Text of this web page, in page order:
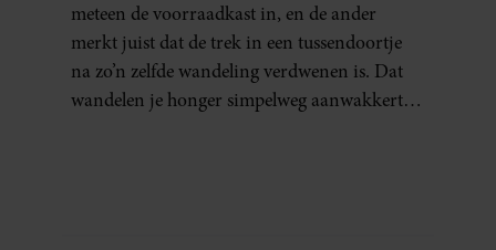
meteen de voorraadkast in, en de ander
merkt juist dat de trek in een tussendoortje
na zo’n zelfde wandeling verdwenen is. Dat
wandelen je honger simpelweg aanwakkert,